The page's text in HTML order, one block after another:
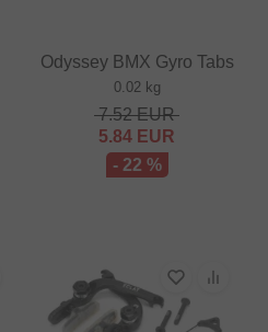
Odyssey BMX Gyro Tabs
0.02 kg
7.52EUR
5.84 EUR
- 22 %